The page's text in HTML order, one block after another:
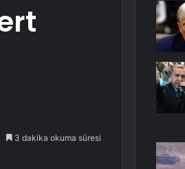
3 dakika okuma süresi